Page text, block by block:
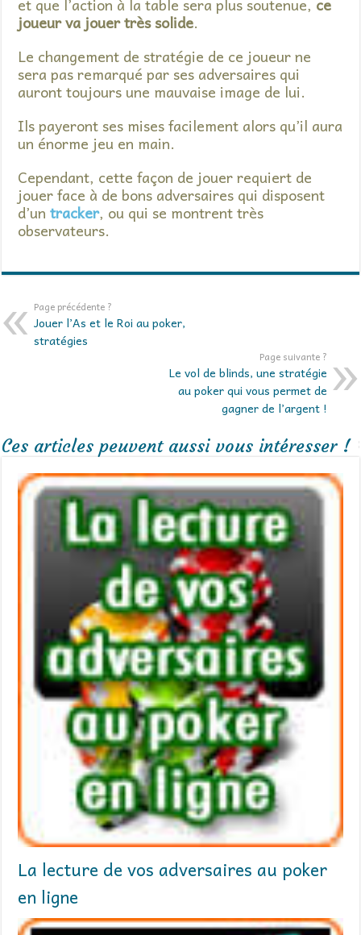
joueur va jouer très solide.
Le changement de stratégie de ce joueur ne
sera pas remarqué par ses adversaires qui
auront toujours une mauvaise image de lui.
Ils payeront ses mises facilement alors qu’il aura
un énorme jeu en main.
Cependant, cette façon de jouer requiert de
jouer face à de bons adversaires qui disposent
d’untracker, ou qui se montrent très
observateurs.
Page précédente ?
Jouer l’As et le Roi au poker,
stratégies
Page suivante ?
Le vol de blinds, une stratégie
au poker qui vous permet de
gagner de l’argent !
Ces articles peuvent aussi vous intéresser !
La lecture de vos adversaires au poker
en ligne